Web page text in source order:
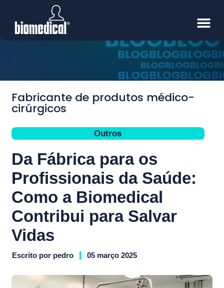
Fabricante de produtos médico-
cirúrgicos
Outros
Da Fábrica para os
Profissionais da Saúde:
Como a Biomedical
Contribui para Salvar
Vidas
Escrito por pedro 05 março 2025